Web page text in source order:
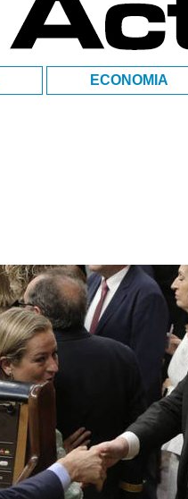
ECONOMIA